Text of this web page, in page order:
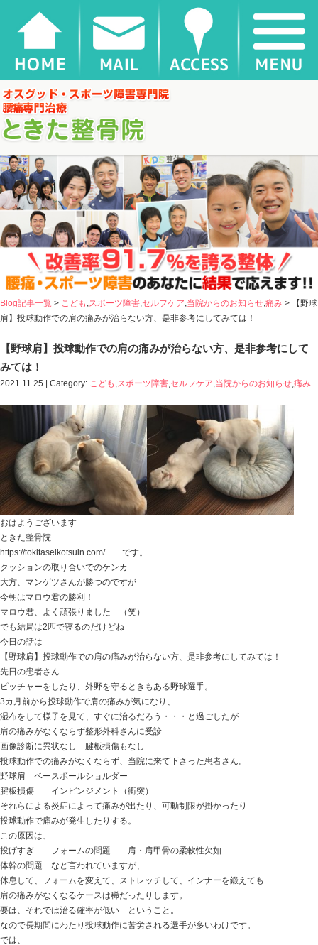
【野球肩】投球動作での肩の痛みが治らない方、是非参考にしてみては！ |
Blog記事一覧>こども ,スポーツ障害,セルフケア,当院か
肩】投球動作での肩の痛みが治らない方、是非参考にし
【野球肩】投球動作での肩の痛みが治らない
みては！
2021.11.25 | Category:こども
おはようございます
ときた整骨院
https://tokitaseikotsuin.com/ です。
クッションの取り合いでのケンカ
大方、マンゲツさんが勝つのですが
今朝はマロウ君の勝利！
マロウ君、よく頑張りました （笑）
でも結局は2匹で寝るのだけどね
今日の話は